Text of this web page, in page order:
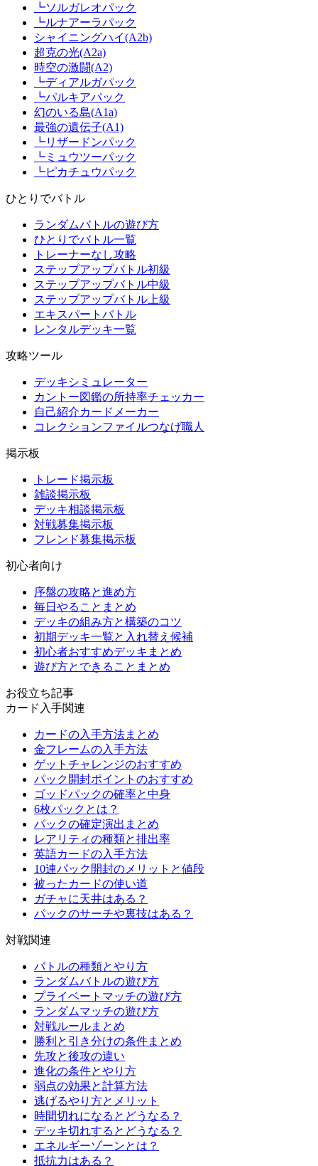
┗ソルガレオパック
┗ルナアーラパック
シャイニングハイ(A2b)
超克の光(A2a)
時空の激闘(A2)
┗ディアルガパック
┗パルキアパック
幻のいる島(A1a)
最強の遺伝子(A1)
┗リザードンパック
┗ミュウツーパック
┗ピカチュウパック
ひとりでバトル
ランダムバトルの遊び方
ひとりでバトル一覧
トレーナーなし攻略
ステップアップバトル初級
ステップアップバトル中級
ステップアップバトル上級
エキスパートバトル
レンタルデッキ一覧
攻略ツール
デッキシミュレーター
カントー図鑑の所持率チェッカー
自己紹介カードメーカー
コレクションファイルつなげ職人
掲示板
トレード掲示板
雑談掲示板
デッキ相談掲示板
対戦募集掲示板
フレンド募集掲示板
初心者向け
序盤の攻略と進め方
毎日やることまとめ
デッキの組み方と構築のコツ
初期デッキ一覧と入れ替え候補
初心者おすすめデッキまとめ
遊び方とできることまとめ
お役立ち記事
カード入手関連
カードの入手方法まとめ
金フレームの入手方法
ゲットチャレンジのおすすめ
パック開封ポイントのおすすめ
ゴッドパックの確率と中身
6枚パックとは？
パックの確定演出まとめ
レアリティの種類と排出率
英語カードの入手方法
10連パック開封のメリットと値段
被ったカードの使い道
ガチャに天井はある？
パックのサーチや裏技はある？
対戦関連
バトルの種類とやり方
ランダムバトルの遊び方
プライベートマッチの遊び方
ランダムマッチの遊び方
対戦ルールまとめ
勝利と引き分けの条件まとめ
先攻と後攻の違い
進化の条件とやり方
弱点の効果と計算方法
逃げるやり方とメリット
時間切れになるとどうなる？
デッキ切れするとどうなる？
エネルギーゾーンとは？
抵抗力はある？